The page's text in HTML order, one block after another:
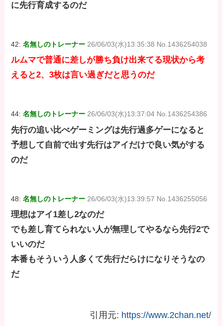
に先行育成するのだ
42:名無しのトレーナー 26/06/03(水)13:35:38 No.1436254038
ルムマで普通に差しが勝ち負け出来てる現状から考
えると2、3枚は言い過ぎだと思うのだ
44:名無しのトレーナー 26/06/03(水)13:37:04 No.1436254386
先行の追い比べゲーミングは先行過多ゲーになると
予想して自前で出す先行はアイだけで良い気がする
のだ
48:名無しのトレーナー 26/06/03(水)13:39:57 No.1436255056
理想はアイ1差し2なのだ
でも差し育てられない人が無理してやるなら先行2で
いいのだ
本番もそういう人多くて先行だらけになりそうなの
だ
引用元: https://www.2chan.net/